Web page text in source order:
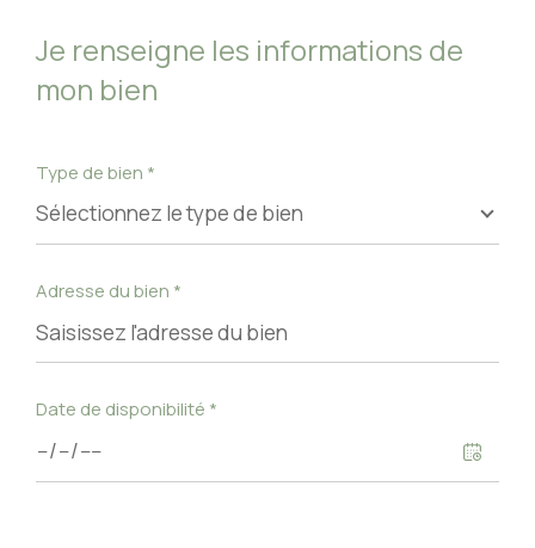
Je renseigne les informations de
mon bien
Type de bien *
Sélectionnez le type de bien
Adresse du bien *
Date de disponibilité *